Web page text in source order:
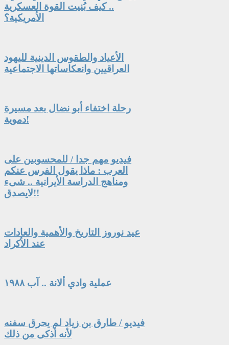
.. كيف بُنيت القوة العسكرية
الأمريكية؟
الأعياد والطقوس الدينية لليهود
العراقيين وانعكاساتها الاجتماعية
رحلة اختفاء أبو نضال بعد مسيرة
دموية!
فيديو مهم جدا / للمحسوبين على
العرب : ماذا يقول الفرس عنكم
ومناهج الدراسة الأيرانية .. شىء
لايصدق!!
عيد نوروز التاريخ والأهمية والعادات
عند الأكراد
عملية وادي ألانة .. آب ١٩٨٨
فيديو / طارق بن زياد لم يحرق سفنه
لأنه أذكى من ذلك